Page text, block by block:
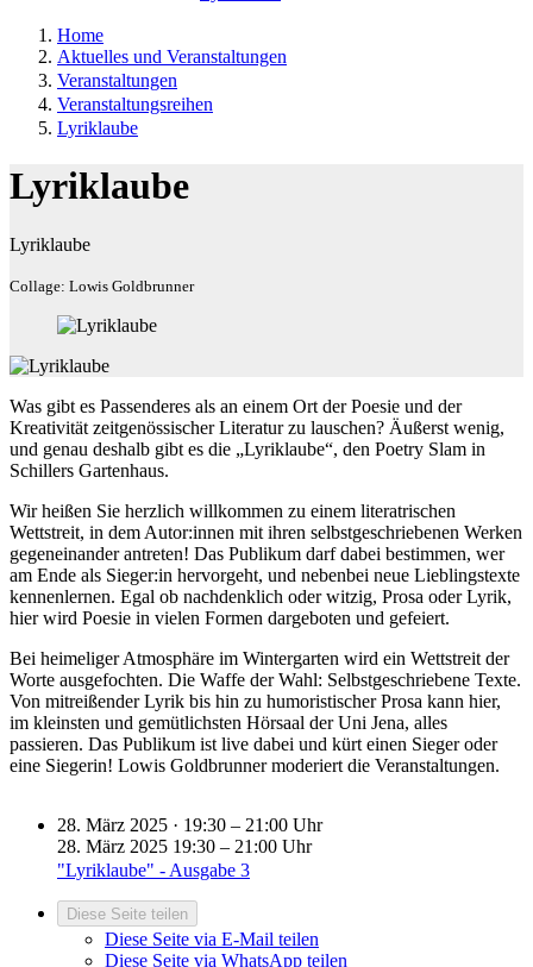
Home
Aktuelles und Veranstaltungen
Veranstaltungen
Veranstaltungsreihen
Lyriklaube
Lyriklaube
Lyriklaube
Collage: Lowis Goldbrunner
Was gibt es Passenderes als an einem Ort der Poesie und der
Kreativität zeitgenössischer Literatur zu lauschen? Äußerst wenig,
und genau deshalb gibt es die „Lyriklaube“, den Poetry Slam in
Schillers Gartenhaus.
Wir heißen Sie herzlich willkommen zu einem literatrischen
Wettstreit, in dem Autor:innen mit ihren selbstgeschriebenen Werken
gegeneinander antreten! Das Publikum darf dabei bestimmen, wer
am Ende als Sieger:in hervorgeht, und nebenbei neue Lieblingstexte
kennenlernen. Egal ob nachdenklich oder witzig, Prosa oder Lyrik,
hier wird Poesie in vielen Formen dargeboten und gefeiert.
Bei heimeliger Atmosphäre im Wintergarten wird ein Wettstreit der
Worte ausgefochten. Die Waffe der Wahl: Selbstgeschriebene Texte.
Von mitreißender Lyrik bis hin zu humoristischer Prosa kann hier,
im kleinsten und gemütlichsten Hörsaal der Uni Jena, alles
passieren. Das Publikum ist live dabei und kürt einen Sieger oder
eine Siegerin! Lowis Goldbrunner moderiert die Veranstaltungen.
28. März 2025 · 19:30 – 21:00 Uhr
28. März 2025 19:30 – 21:00 Uhr
"Lyriklaube" - Ausgabe 3
Diese Seite teilen
Diese Seite via E-Mail teilen
Diese Seite via WhatsApp teilen